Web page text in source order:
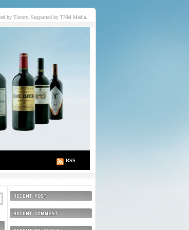
by Tistory. Supported by TNM Media.
RSS